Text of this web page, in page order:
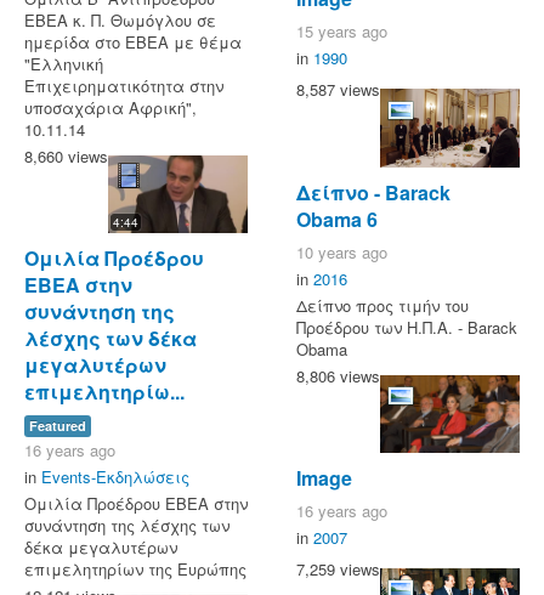
ΕΒΕΑ κ. Π. Θωμόγλου σε
ημερίδα στο ΕΒΕΑ με θέμα
"Ελληνική
Επιχειρηματικότητα στην
υποσαχάρια Αφρική",
10.11.14
8,660 views
4:44
Ομιλία Προέδρου
ΕΒΕΑ στην
συνάντηση της
λέσχης των δέκα
μεγαλυτέρων
επιμελητηρίω...
Featured
16 years ago
in Events-Εκδηλώσεις
Ομιλία Προέδρου ΕΒΕΑ στην
συνάντηση της λέσχης των
δέκα μεγαλυτέρων
επιμελητηρίων της Ευρώπης
15 years ago
in 1990
8,587 views
Δείπνο - Barack
Obama 6
10 years ago
in 2016
Δείπνο προς τιμήν του
Προέδρου των Η.Π.Α. - Barack
Obama
8,806 views
Image
16 years ago
in 2007
7,259 views